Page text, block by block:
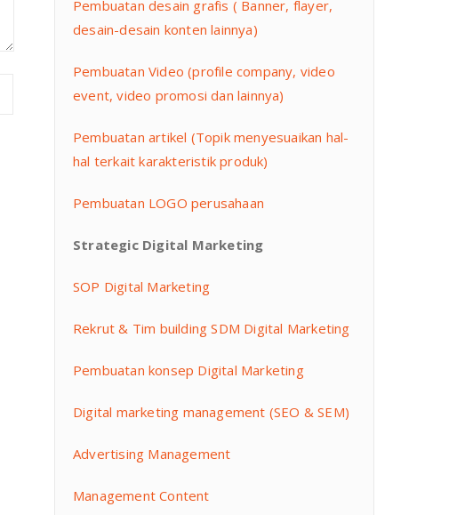
Pembuatan desain grafis ( Banner, flayer,
desain-desain konten lainnya)
Pembuatan Video (profile company, video
event, video promosi dan lainnya)
Pembuatan artikel (Topik menyesuaikan hal-
hal terkait karakteristik produk)
Pembuatan LOGO perusahaan
Strategic Digital Marketing
SOP Digital Marketing
Rekrut & Tim building SDM Digital Marketing
Pembuatan konsep Digital Marketing
Digital marketing management (SEO & SEM)
Advertising Management
Management Content